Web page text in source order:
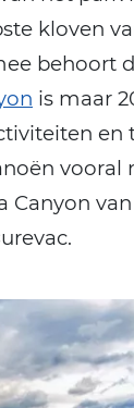
kloven
behoort
is maar
en
vooral
Canyon